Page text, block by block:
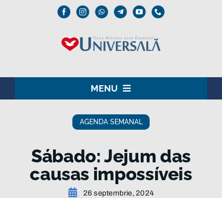
MENU
INSTITUȚIONAL
UNIVERSALĂ
AGENDA SEMANAL
Sábado: Jejum das
causas impossíveis
26 septembrie, 2024